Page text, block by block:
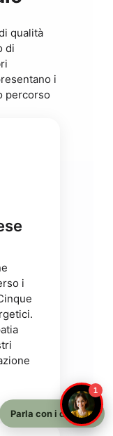
qualità
di
i
percorso
i
1
Parla con i docenti